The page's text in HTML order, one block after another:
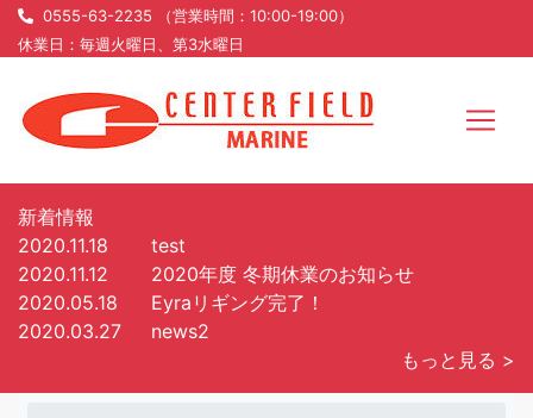
0555-63-2235 （営業時間：10:00-19:00）
休業日：毎週火曜日、第3水曜日
新着情報
2020.11.18
test
2020.11.12
2020年度 冬期休業のお知らせ
2020.05.18
Eyraリギング完了！
2020.03.27
news2
もっと見る >